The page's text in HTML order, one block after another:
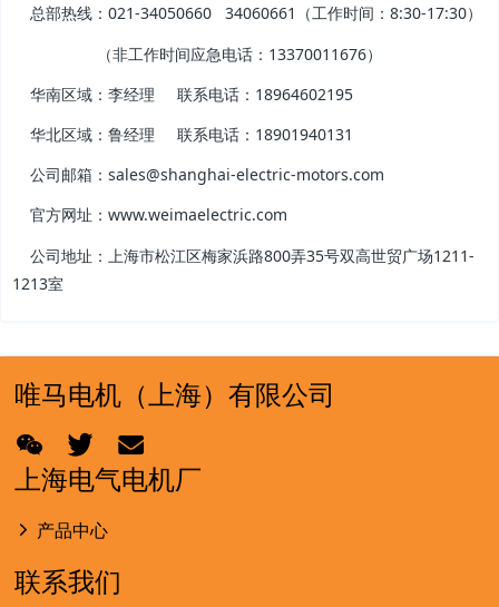
总部热线：021-34050660 34060661（工作时间：8:30-17:30）
（非工作时间应急电话：13370011676）
华南区域：李经理 联系电话：18964602195
华北区域：鲁经理 联系电话：18901940131
公司邮箱：sales@shanghai-electric-motors.com
官方网址：www.weimaelectric.com
公司地址：上海市松江区梅家浜路800弄35号双高世贸广场1211-
1213室
唯马电机（上海）有限公司
上海电气电机厂
产品中心
联系我们